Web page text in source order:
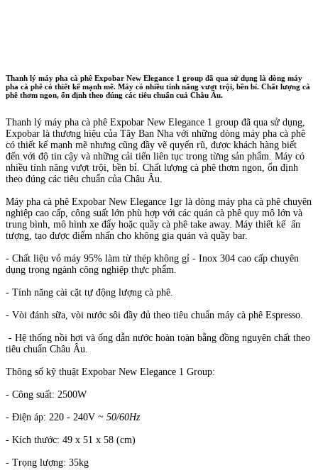
Thanh lý máy pha cà phê Expobar New Elegance 1 group đã qua sử dụng là dòng máy
pha cà phê có thiết kế mạnh mẽ. Máy có nhiều tính năng vượt trội, bền bỉ. Chất lượng cà
phê thơm ngon, ổn định theo đúng các tiêu chuẩn cuả Châu Âu.
Thanh lý máy pha cà phê Expobar New Elegance 1 group đã qua sử dụng,
Expobar là thương hiệu của Tây Ban Nha với những dòng máy pha cà phê
có thiết kế mạnh mẽ nhưng cũng đầy vẽ quyến rũ, được khách hàng biết
đến với độ tin cậy và những cải tiến liên tục trong từng sản phẩm. Máy có
nhiều tính năng vượt trội, bền bỉ. Chất lượng cà phê thơm ngon, ổn định
theo đúng các tiêu chuẩn của Châu Âu.
Máy pha cà phê Expobar New Elegance 1gr là dòng máy pha cà phê chuyên
nghiệp cao cấp, công suất lớn phù hợp với các quán cà phê quy mô lớn và
trung bình, mô hình xe đẩy hoặc quầy cà phê take away. Máy thiết kế ấn
tượng, tạo được điểm nhấn cho không gia quán và quầy bar.
- Chất liệu vỏ máy 95% làm từ thép không gỉ - Inox 304 cao cấp chuyên
dụng trong ngành công nghiệp thực phẩm.
- Tính năng cài cặt tự động lượng cà phê.
- Vòi đánh sữa, vòi nước sôi đầy đủ theo tiêu chuẩn máy cà phê Espresso.
- Hệ thống nồi hơi và ống dẫn nước hoàn toàn bằng đồng nguyên chất theo
tiêu chuẩn Châu Âu.
Thông số kỹ thuật Expobar New Elegance 1 Group:
- Công suất: 2500W
- Điện áp: 220 - 240V ~ 50/60Hz
- Kích thước: 49 x 51 x 58 (cm)
- Trọng lượng: 35kg